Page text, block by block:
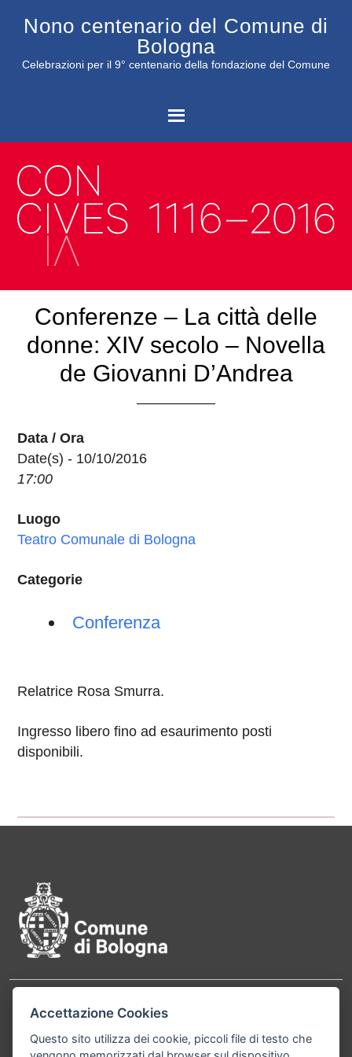
Nono centenario del Comune di
Bologna
Celebrazioni per il 9° centenario della fondazione del Comune
Conferenze – La città delle
donne: XIV secolo – Novella
de Giovanni D’Andrea
Data / Ora
Date(s) - 10/10/2016
17:00
Luogo
Teatro Comunale di Bologna
Categorie
Conferenza
Relatrice Rosa Smurra.
Ingresso libero fino ad esaurimento posti
disponibili.
Contatti
Comune di Bologna, Piazza Maggiore, 6 - 40124
Bologna P.Iva 01232710374 Cod. IBAN: IT 88 R
Accettazione Cookies
Questo sito utilizza dei cookie, piccoli file di testo che